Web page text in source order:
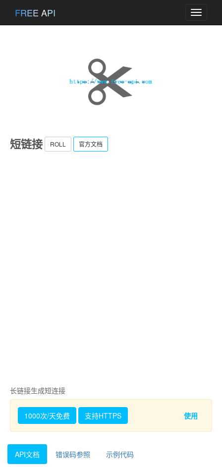
Toggle
FREE API
短链接 ROLL 官方文档
长链接生成短连接
1000次/天免费 支持HTTPS 使用
API文档 错误码参照 示例代码